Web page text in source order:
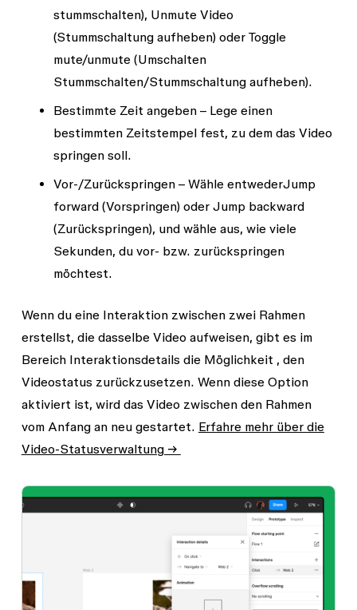
stummschalten), Unmute Video
(Stummschaltung aufheben) oder Toggle
mute/unmute(Umschalten
Stummschalten/Stummschaltung aufheben).
Bestimmte Zeit angeben– Lege einen
bestimmten Zeitstempel fest, zu dem das Video
springen soll.
Vor-/Zurückspringen– Wähle entwederJump
forward(Vorspringen) oder Jump backward
(Zurückspringen), und wähle aus, wie viele
Sekunden, du vor- bzw. zurückspringen
möchtest.
Wenn du eine Interaktion zwischen zwei Rahmen
erstellst, die dasselbe Video aufweisen, gibt es im
Bereich Interaktionsdetailsdie Möglichkeit , den
Videostatus zurückzusetzen. Wenn diese Option
aktiviert ist, wird das Video zwischen den Rahmen
vom Anfang an neu gestartet. Erfahre mehr über die
Video-Statusverwaltung →